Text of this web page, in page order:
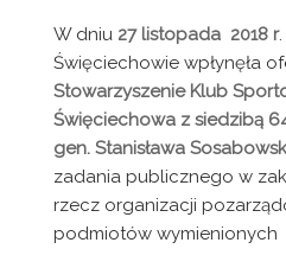
W dniu 27 listopada 2018 r
Święciechowie wpłynęła
Stowarzyszenie Klub
Święciechowa z siedzibą
gen. Stanisława
zadania publicznego w
rzecz organizacji
podmiotów wymienionych